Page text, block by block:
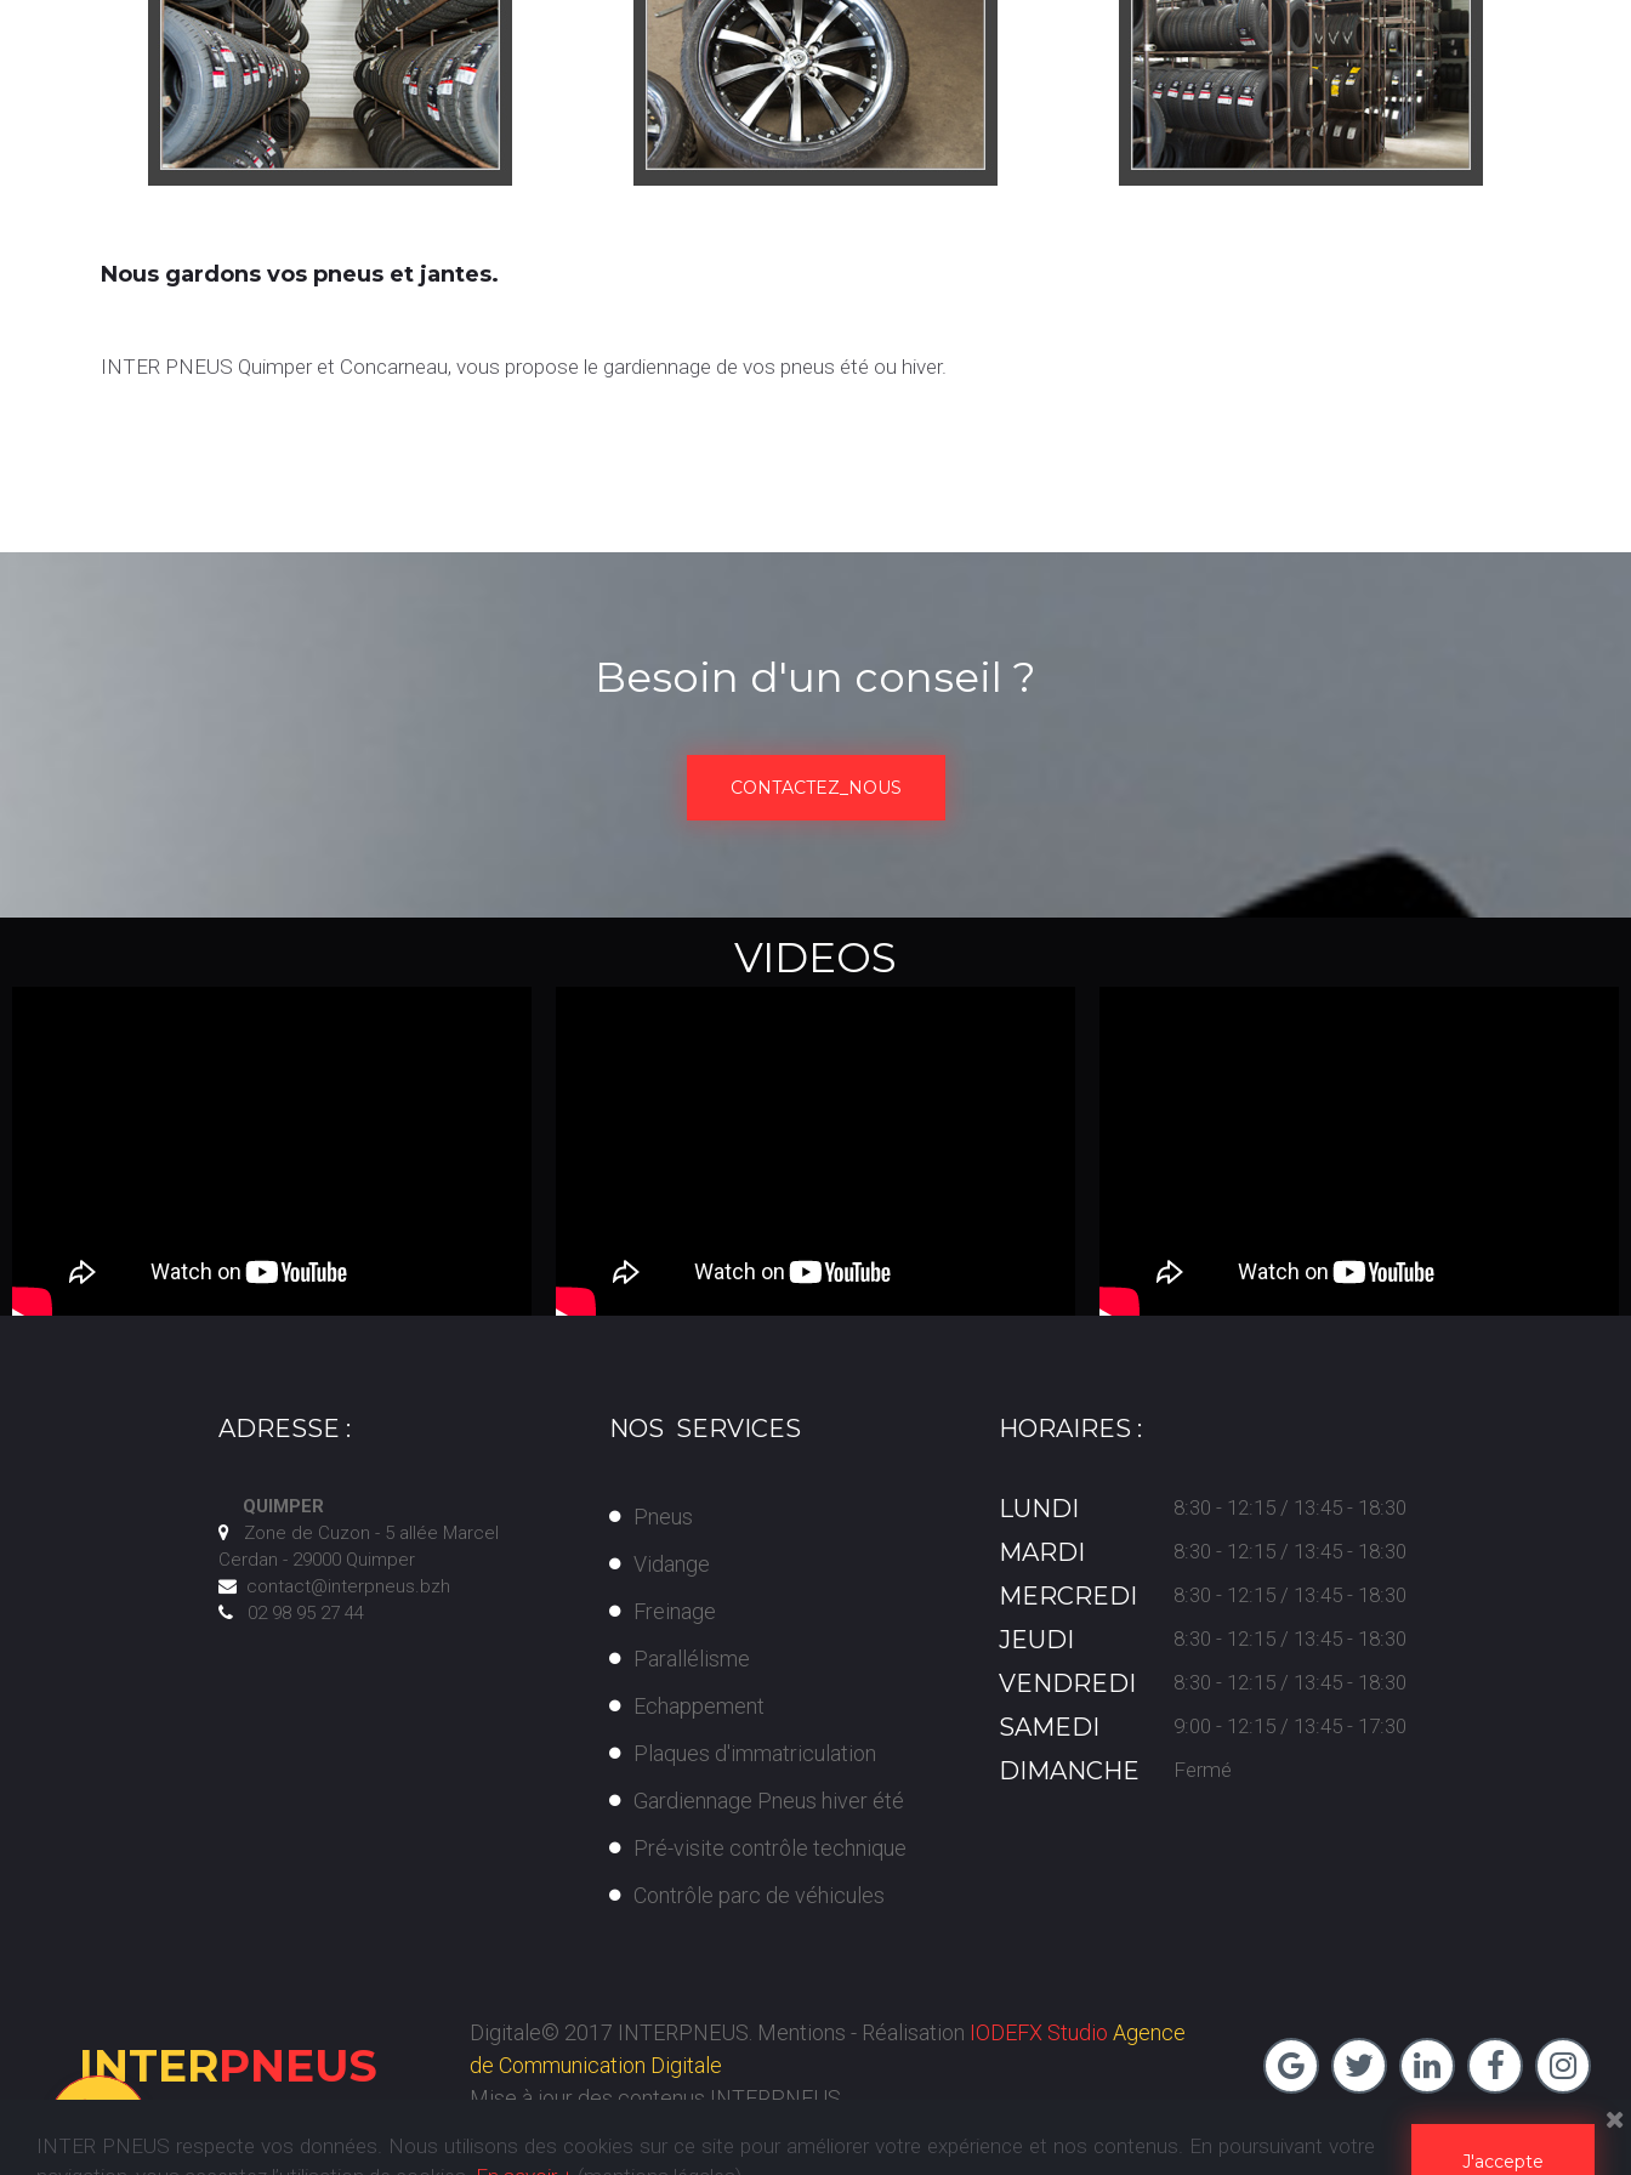
Nous gardons vos pneus et jantes.
INTER PNEUS Quimper et Concarneau, vous propose le gardiennage de vos pneus été ou hiver.
Besoin d'un conseil ?
CONTACTEZ_NOUS
VIDEOS
ADRESSE :
QUIMPER
Zone de Cuzon - 5 allée Marcel
Cerdan - 29000 Quimper
 contact@interpneus.bzh
02 98 95 27 44
NOS SERVICES
Pneus
Vidange
Freinage
Parallélisme
Echappement
Plaques d'immatriculation
Gardiennage Pneus hiver été
Pré-visite contrôle technique
Contrôle parc de véhicules
HORAIRES :
LUNDI 8:30 - 12:15 / 13:45 - 18:30
MARDI 8:30 - 12:15 / 13:45 - 18:30
MERCREDI 8:30 - 12:15 / 13:45 - 18:30
JEUDI 8:30 - 12:15 / 13:45 - 18:30
VENDREDI 8:30 - 12:15 / 13:45 - 18:30
SAMEDI 9:00 - 12:15 / 13:45 - 17:30
DIMANCHE Fermé
INTERPNEUS
Digitale© 2017 INTERPNEUS. Mentions - Réalisation IODEFX Studio Agence
de Communication Digitale
Mise à jour des contenus INTERPNEUS
    
INTER PNEUS respecte vos données. Nous utilisons des cookies sur ce site pour améliorer votre expérience et nos contenus. En poursuivant votre
J'accepte